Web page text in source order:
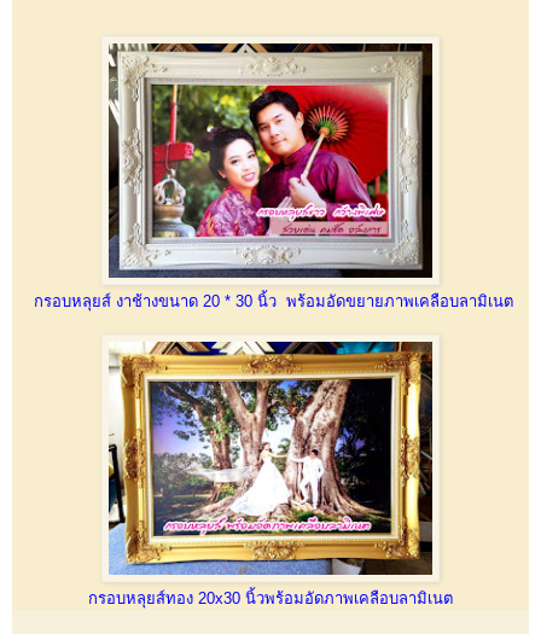
กรอบหลุยส์ งาช้างขนาด 20 * 30 นิ้ว พร้อมอัดขยายภาพเคลือบลามิเนต
กรอบหลุยส์ทอง 20x30 นิ้วพร้อมอัดภาพเคลือบลามิเนต